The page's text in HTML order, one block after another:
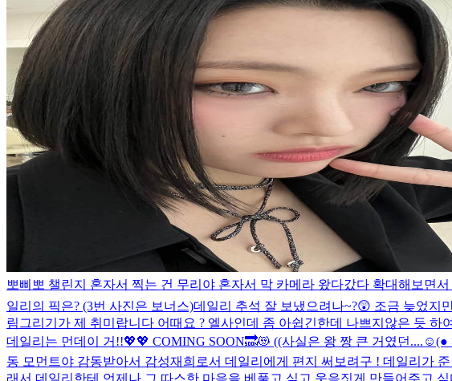
뽀삐뽀 챌린지 혼자서 찍는 건 무리야 혼자서 막 카메라 왔다갔다 확대해보면
일리의 픽은? (3번 사진은 보너스)데일리 추석 잘 보냈으려나~?😲 조금 늦었지
림그리기가 제 취미랍니다 어때요 ? 엘사인데 좀 아쉽긴한데 나쁘지않은 듯 하
데일리는 먼데이 거!!💖💖 COMING SOON🔜😻 ((사실은 왕 짱 큰 거였던....☺(●
동 모먼트야 감동받아서 감성재희로서 데일리에게 편지 써보려구 ! 데일리가
래서 데일리한테 언제나 그 따스한 마음을 베풀고 싶고 웃음짓게 만들어주고